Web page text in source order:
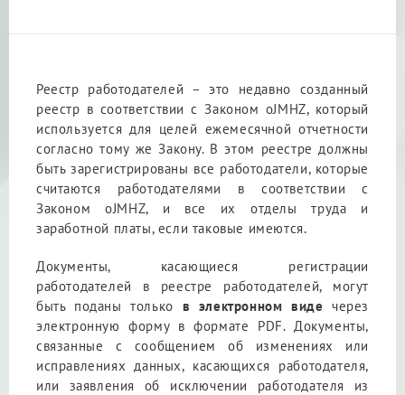
Реестр работодателей – это недавно созданный
реестр в соответствии с Законом оJMHZ, который
используется для целей ежемесячной отчетности
согласно тому же Закону. В этом реестре должны
быть зарегистрированы все работодатели, которые
считаются работодателями в соответствии с
Законом оJMHZ, и все их отделы труда и
заработной платы, если таковые имеются.
Документы, касающиеся регистрации
работодателей в реестре работодателей, могут
быть поданы только в электронном виде через
электронную форму в формате PDF. Документы,
связанные с сообщением об изменениях или
исправлениях данных, касающихся работодателя,
или заявления об исключении работодателя из